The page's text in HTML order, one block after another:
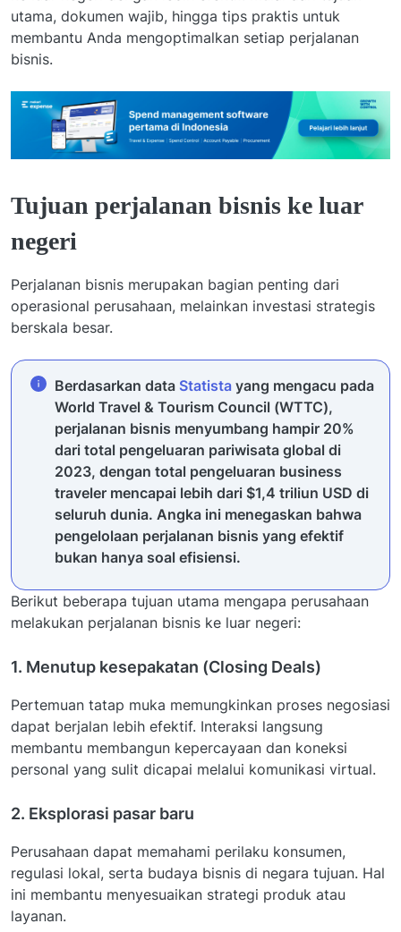
utama, dokumen wajib, hingga tips praktis untuk
membantu Anda mengoptimalkan setiap perjalanan
bisnis.
Tujuan perjalanan bisnis ke luar
negeri
Perjalanan bisnis merupakan bagian penting dari
operasional perusahaan, melainkan investasi strategis
berskala besar.
Berdasarkan data Statista yang mengacu pada
World Travel & Tourism Council (WTTC),
perjalanan bisnis menyumbang hampir 20%
dari total pengeluaran pariwisata global di
2023, dengan total pengeluaran business
traveler mencapai lebih dari $1,4 triliun USD di
seluruh dunia. Angka ini menegaskan bahwa
pengelolaan perjalanan bisnis yang efektif
bukan hanya soal efisiensi.
Berikut beberapa tujuan utama mengapa perusahaan
melakukan perjalanan bisnis ke luar negeri:
1. Menutup kesepakatan (Closing Deals)
Pertemuan tatap muka memungkinkan proses negosiasi
dapat berjalan lebih efektif. Interaksi langsung
membantu membangun kepercayaan dan koneksi
personal yang sulit dicapai melalui komunikasi virtual.
2. Eksplorasi pasar baru
Perusahaan dapat memahami perilaku konsumen,
regulasi lokal, serta budaya bisnis di negara tujuan. Hal
ini membantu menyesuaikan strategi produk atau
layanan.